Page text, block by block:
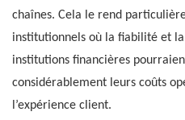
chaînes. Cela le rend
institutionnels où la fiabilité et
institutions financières
considérablement leurs coûts
l’expérience client.